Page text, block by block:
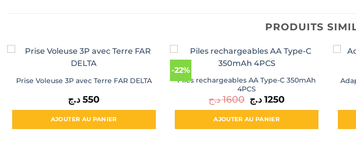
PRODUITS
Prise Voleuse 3P avec Terre FAR DELTA
550 د.ج
AJOUTER AU PANIER
-22%
Piles rechargeables AA Type-C 350mAh
4PCS
1600 د.ج Le
prix
initial
était :
1250 د.ج Le
actuel
AJOUTER AU PANIER